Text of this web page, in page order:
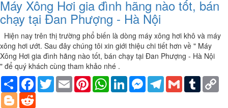
Máy Xông Hơi gia đình hãng nào tốt, bán
chạy tại Đan Phượng - Hà Nội
Hiện nay trên thị trường phổ biến là dòng máy xông hơi khô và máy
xông hơi ướt. Sau đây chúng tôi xin giới thiệu chi tiết hơn về " Máy
Xông Hơi gia đình hãng nào tốt, bán chạy tại Đan Phượng - Hà Nội
" để quý khách cùng tham khảo nhé .
Share Facebook
TwitterEmail PinterestWhatsAppLinkedInMessengerTelegram
Gmail Tumblr
Blogger